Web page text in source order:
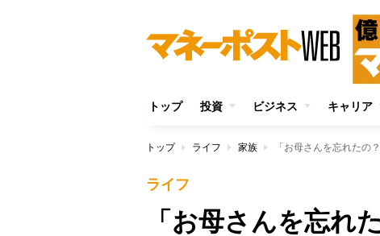
トップ 投資 ビジネス キャリア
トップ ライフ 家族
ライフ
「お母さんを忘れ